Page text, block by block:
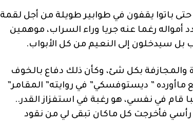
باتوا يقفون في طوابير طويلة من أجل لقمة
رغما عنه جريا وراء السراب، موهمين
سيدخلون إلى النعيم من كل الأبواب.
بكل شئ، وكأن ذلك دفاع بالخوف
” ديستوفسكي” في روايته” المقامر”
في نفسي، هو رغبة في استفزاز القدر..
رأسي فأخرجت كل ماكان تبقى لي من نقود